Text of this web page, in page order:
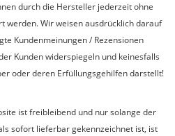
durch die Hersteller jederzeit ohne
werden. Wir weisen ausdrücklich darauf
Kundenmeinungen / Rezensionen
Kunden widerspiegeln und keinesfalls
oder deren Erfüllungsgehilfen darstellt!
ist freibleibend und nur solange der
sofort lieferbar gekennzeichnet ist, ist